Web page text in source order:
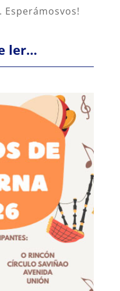
Esperámosvos!
ler…